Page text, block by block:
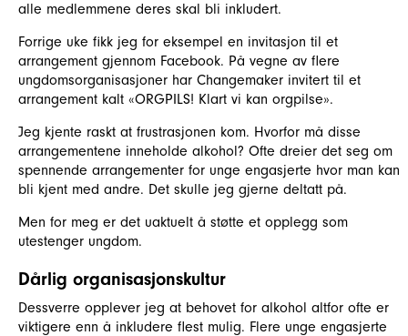
alle medlemmene deres skal bli inkludert.
Forrige uke fikk jeg for eksempel en invitasjon til et
arrangement gjennom Facebook. På vegne av flere
ungdomsorganisasjoner har Changemaker invitert til et
arrangement kalt «ORGPILS! Klart vi kan orgpilse».
Jeg kjente raskt at frustrasjonen kom. Hvorfor må disse
arrangementene inneholde alkohol? Ofte dreier det seg om
spennende arrangementer for unge engasjerte hvor man kan
bli kjent med andre. Det skulle jeg gjerne deltatt på.
Men for meg er det uaktuelt å støtte et opplegg som
utestenger ungdom.
Dårlig organisasjonskultur
Dessverre opplever jeg at behovet for alkohol altfor ofte er
viktigere enn å inkludere flest mulig. Flere unge engasjerte